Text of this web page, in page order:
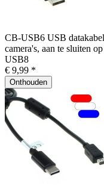
CB-USB6 USB
camera's, aan te sluiten
USB8
€ 9,99 *
Onthouden